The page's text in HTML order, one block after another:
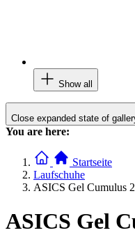
Show all
Close expanded state of
You are here:
Startseite
Laufschuhe
ASICS Gel Cumulus
ASICS Gel